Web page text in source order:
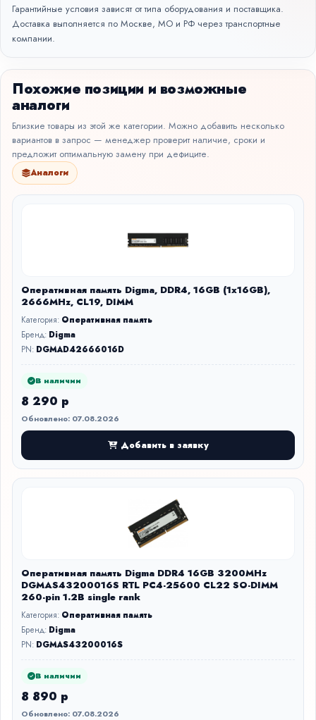
Гарантийные условия зависят от типа оборудования и поставщика.
Доставка выполняется по Москве, МО и РФ через транспортные
компании.
Похожие позиции и возможные
аналоги
Близкие товары из этой же категории. Можно добавить несколько
вариантов в запрос — менеджер проверит наличие, сроки и
предложит оптимальную замену при дефиците.
Аналоги
Оперативная память Digma, DDR4, 16GB (1x16GB),
2666MHz, CL19, DIMM
Категория: Оперативная память
Бренд: Digma
PN: DGMAD42666016D
В наличии
8 290 р
Обновлено: 07.08.2026
Добавить в заявку
Оперативная память Digma DDR4 16GB 3200MHz
DGMAS43200016S RTL PC4-25600 CL22 SO-DIMM
260-pin 1.2В single rank
Категория: Оперативная память
Бренд: Digma
PN: DGMAS43200016S
В наличии
8 890 р
Обновлено: 07.08.2026